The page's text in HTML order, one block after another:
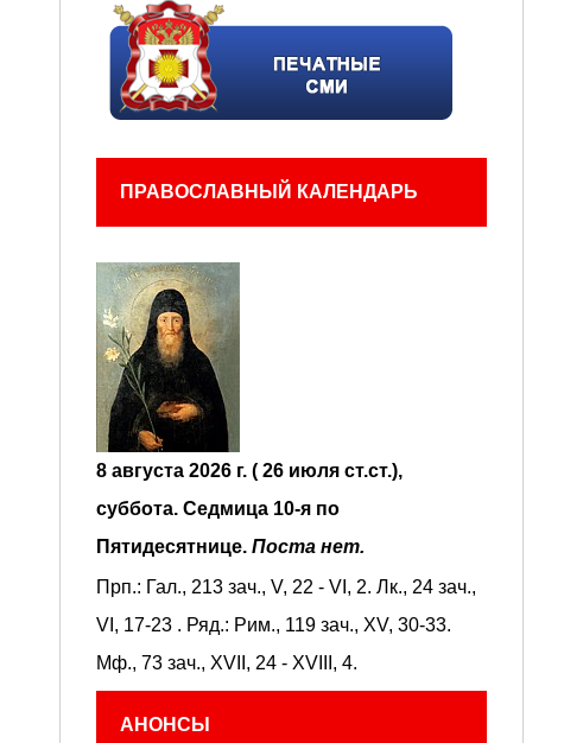
ПРАВОСЛАВНЫЙ КАЛЕНДАРЬ
8 августа 2026 г. ( 26 июля ст.ст.),
суббота. Седмица 10-я по
Пятидесятнице. Поста нет.
Прп.: Гал., 213 зач., V, 22 - VI, 2. Лк., 24 зач.,
VI, 17-23 . Ряд.: Рим., 119 зач., XV, 30-33.
Мф., 73 зач., XVII, 24 - XVIII, 4.
АНОНСЫ